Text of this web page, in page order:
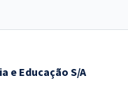
e Educação S/A